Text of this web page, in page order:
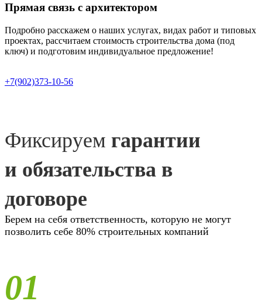
Прямая связь с архитектором
Подробно расскажем о наших услугах, видах работ и типовых
проектах, рассчитаем стоимость строительства дома (под
ключ) и подготовим индивидуальное предложение!
+7(902)373-10-56
Фиксируем гарантии
и обязательства в
договоре
Берем на себя ответственность, которую не могут
позволить себе 80% строительных компаний
01